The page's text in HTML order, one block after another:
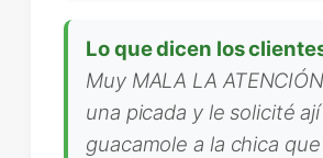
Lo que dicen los
Muy MALA LA
una picada y le solicité
guacamole a la chica